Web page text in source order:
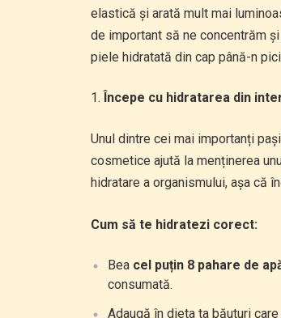
elastică și arată mult mai
de important să ne concentrăm
piele hidratată din cap până-n
Începe cu hidratarea din
Unul dintre cei mai importanți
cosmetice ajută la menținerea
hidratare a organismului, așa că
Cum să te hidratezi corect:
Bea cel puțin 8 pahare de
consumată.
Adaugă în dieta ta băuturi